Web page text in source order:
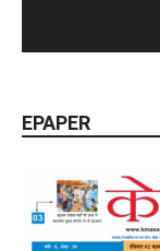
EPAPER